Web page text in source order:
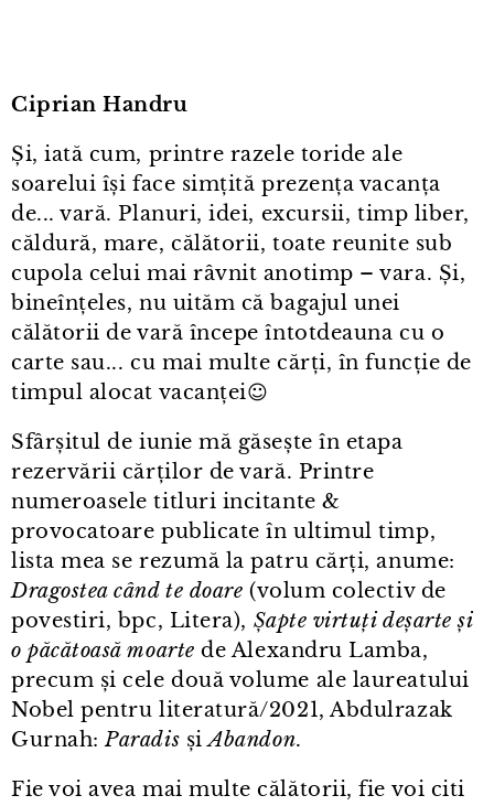
Ciprian Handru
Și, iată cum, printre razele toride ale
soarelui își face simțită prezența vacanța
de... vară. Planuri, idei, excursii, timp liber,
căldură, mare, călătorii, toate reunite sub
cupola celui mai râvnit anotimp – vara. Și,
bineînțeles, nu uităm că bagajul unei
călătorii de vară începe întotdeauna cu o
carte sau... cu mai multe cărți, în funcție de
timpul alocat vacanței☺
Sfârșitul de iunie mă găsește în etapa
rezervării cărților de vară. Printre
numeroasele titluri incitante &
provocatoare publicate în ultimul timp,
lista mea se rezumă la patru cărți, anume:
Dragostea când te doare (volum colectiv de
povestiri, bpc, Litera), Șapte virtuți deșarte și
o păcătoasă moarte de Alexandru Lamba,
precum și cele două volume ale laureatului
Nobel pentru literatură/2021, Abdulrazak
Gurnah:Paradis șiAbandon.
Fie voi avea mai multe călătorii, fie voi citi